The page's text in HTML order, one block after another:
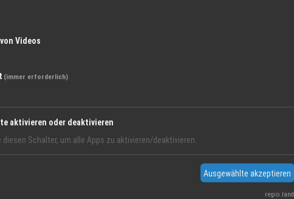
Videos
(immer erforderlich)
aktivieren oder deaktivieren
diesen Schalter, um alle Apps zu aktivieren/deaktivieren.
Ausgewählte akzeptieren
regio.land